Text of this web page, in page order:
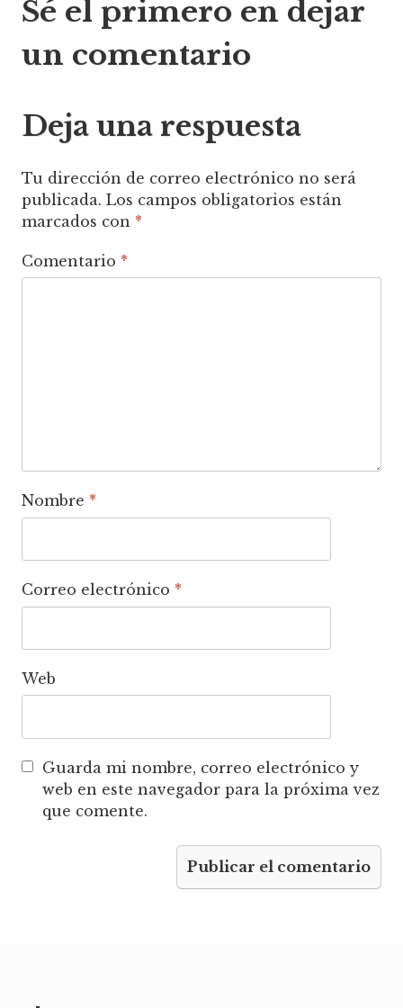
de
Sé el primero en dejar
un comentario
Deja una respuesta
Tu dirección de correo electrónico no será
publicada. Los campos obligatorios están
marcados con *
Comentario *
Nombre *
Correo electrónico *
Web
Guarda mi nombre, correo electrónico y
web en este navegador para la próxima vez
que comente.